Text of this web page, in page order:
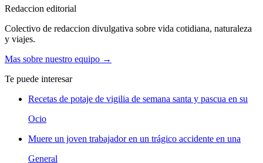
Redaccion editorial
Colectivo de redaccion divulgativa sobre vida cotidiana, naturaleza
y viajes.
Mas sobre nuestro equipo →
Te puede interesar
Recetas de potaje de vigilia de semana santa y pascua en su
Ocio
Muere un joven trabajador en un trágico accidente en una
General